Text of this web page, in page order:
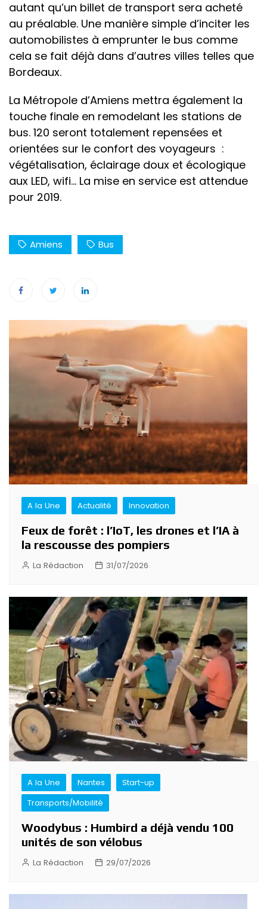
autant qu’un billet de transport sera acheté
au préalable. Une manière simple d’inciter les
automobilistes à emprunter le bus comme
cela se fait déjà dans d’autres villes telles que
Bordeaux.
La Métropole d’Amiens mettra également la
touche finale en remodelant les stations de
bus. 120 seront totalement repensées et
orientées sur le confort des voyageurs :
végétalisation, éclairage doux et écologique
aux LED, wifi… La mise en service est attendue
pour 2019.
Amiens Bus
Navigation
de
l’article
A la Une Actualité Innovation
Feux de forêt : l’IoT, les drones et l’IA à
la rescousse des pompiers
La Rédaction 31/07/2026
A la Une Nantes
Start-up
Transports/Mobilité
Woodybus : Humbird a déjà vendu 100
unités de son vélobus
La Rédaction 29/07/2026